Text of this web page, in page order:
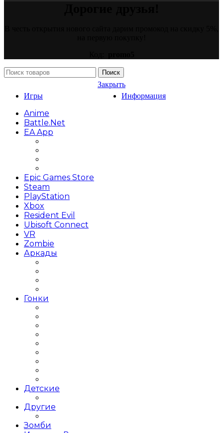
Поиск
Закрыть
Информация
Игры
Anime
Battle.net
EA App
Epic Games Store
Steam
PlayStation
Xbox
Resident Evil
Ubisoft Connect
VR
Zombie
Аркады
Гонки
Детские
Другие
Зомби